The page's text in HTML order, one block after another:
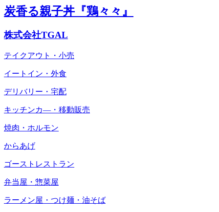
炭香る親子丼『鶏々々』
株式会社TGAL
テイクアウト・小売
イートイン・外食
デリバリー・宅配
キッチンカ―・移動販売
焼肉・ホルモン
からあげ
ゴーストレストラン
弁当屋・惣菜屋
ラーメン屋・つけ麺・油そば